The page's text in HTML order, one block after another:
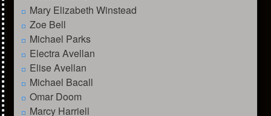
Mary Elizabeth Winstead
Zoe Bell
Michael Parks
Electra Avellan
Elise Avellan
Michael Bacall
Omar Doom
Marcy Harriell